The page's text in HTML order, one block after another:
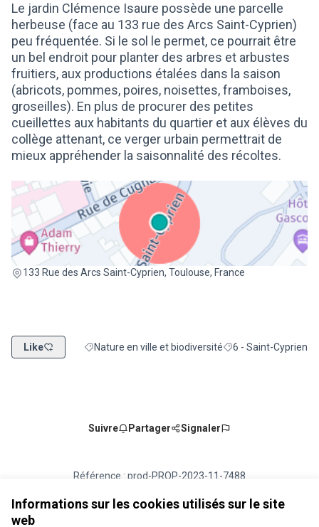
Informations sur les cookies utilisés sur le site
web
Le jardin Clémence Isaure possède une parcelle
herbeuse (face au 133 rue des Arcs Saint-Cyprien)
peu fréquentée. Si le sol le permet, ce pourrait être
un bel endroit pour planter des arbres et arbustes
fruitiers, aux productions étalées dans la saison
(abricots, pommes, poires, noisettes, framboises,
groseilles). En plus de procurer des petites
cueillettes aux habitants du quartier et aux élèves du
collège attenant, ce verger urbain permettrait de
mieux appréhender la saisonnalité des récoltes.
133 Rue des Arcs Saint-Cyprien, Toulouse, France
(Lien externe)
Like Filtrer les résultats de la catégorie : Nature en ville
Nature en ville et biodiversitéFiltrer les résultats
6 - Saint-Cyprien
Suivre Partager Signaler
Référence : prod-PROP-2023-11-7488
Vérifiez l'empreinte numérique